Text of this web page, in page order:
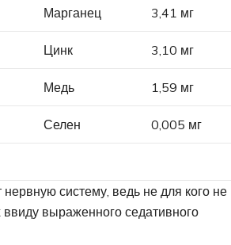
Марганец 3,41 мг
Цинк 3,10 мг
Медь 1,59 мг
Селен 0,005 мг
систему, ведь не для кого не
ввиду выраженного седативного